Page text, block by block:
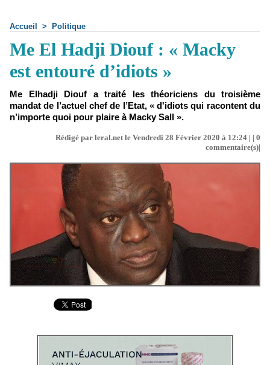
Accueil > Politique
Me El Hadji Diouf : « Macky
est entouré d’idiots »
Me Elhadji Diouf a traité les théoriciens du troisième
mandat de l’actuel chef de l’Etat, « d'idiots qui racontent du
n’importe quoi pour plaire à Macky Sall ».
Rédigé par leral.net le Vendredi 28 Février 2020 à 12:24 | | 0
commentaire(s)|